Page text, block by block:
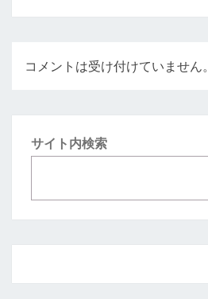
ョ
コメントは受け付けていません。
サイト内検索